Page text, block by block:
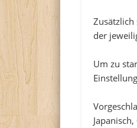
der
Um zu